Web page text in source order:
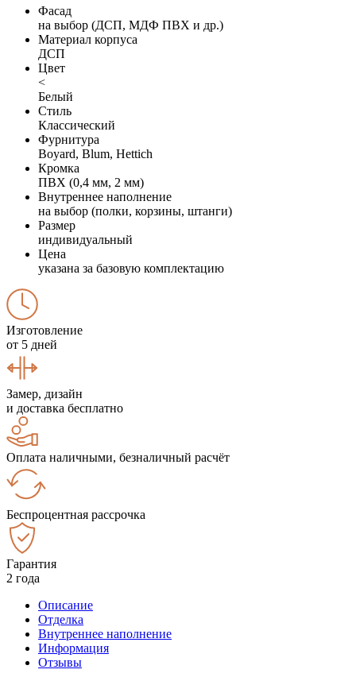
Фасад
на выбор (ДСП, МДФ ПВХ и др.)
Материал корпуса
ДСП
Цвет
<
Белый
Стиль
Классический
Фурнитура
Boyard, Blum, Hettich
Кромка
ПВХ (0,4 мм, 2 мм)
Внутреннее наполнение
на выбор (полки, корзины, штанги)
Размер
индивидуальный
Цена
указана за базовую комплектацию
Изготовление
от 5 дней
Замер, дизайн
и доставка бесплатно
Оплата наличными, безналичный расчёт
Беспроцентная рассрочка
Гарантия
2 года
Описание
Отделка
Внутреннее наполнение
Информация
Отзывы